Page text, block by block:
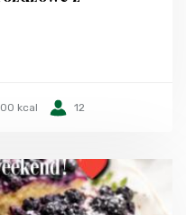
kcal 12